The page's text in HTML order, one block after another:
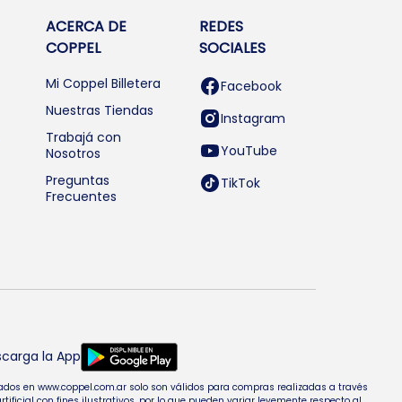
ACERCA DE
COPPEL
Mi Coppel Billetera
Nuestras Tiendas
Trabajá con
Nosotros
Preguntas
Frecuentes
REDES
SOCIALES
Facebook
Instagram
YouTube
TikTok
la App
en www.coppel.com.ar solo son válidos para compras realizadas a través